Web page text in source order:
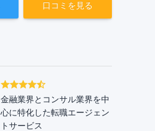
口コミを見る
金融業界とコンサル業界を中
心に特化した転職エージェン
トサービス